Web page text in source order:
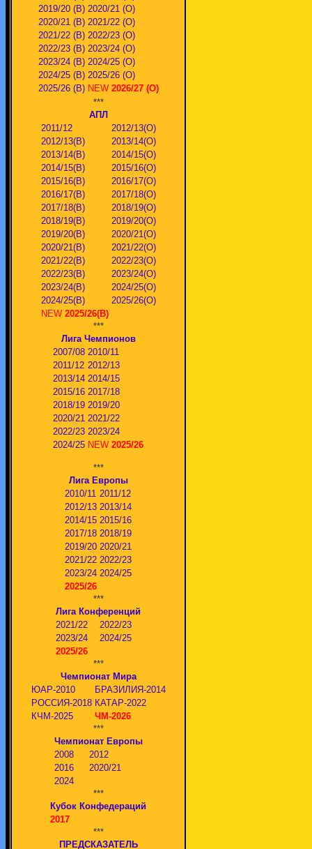
2019/20 (В) 2020/21 (О)
2020/21 (В) 2021/22 (О)
2021/22 (В) 2022/23 (О)
2022/23 (В) 2023/24 (О)
2023/24 (В) 2024/25 (О)
2024/25 (В) 2025/26 (О)
2025/26 (В) NEW 2026/27 (О)
***
АПЛ
2011/12
2012/13(О)
2012/13(В)
2013/14(О)
2013/14(В)
2014/15(О)
2014/15(В)
2015/16(О)
2015/16(В)
2016/17(О)
2016/17(В)
2017/18(О)
2017/18(В)
2018/19(О)
2018/19(В)
2019/20(О)
2019/20(В)
2020/21(О)
2020/21(В)
2021/22(О)
2021/22(В)
2022/23(О)
2022/23(В)
2023/24(O)
2023/24(В)
2024/25(O)
2024/25(В)
2025/26(О)
NEW 2025/26(В)
***
Лига Чемпионов
2007/08 2010/11
2011/12 2012/13
2013/14 2014/15
2015/16 2017/18
2018/19 2019/20
2020/21 2021/22
2022/23 2023/24
2024/25 NEW 2025/26
***
Лига Европы
2010/11 2011/12
2012/13 2013/14
2014/15 2015/16
2017/18 2018/19
2019/20 2020/21
2021/22 2022/23
2023/24 2024/25
2025/26
***
Лига Конференций
2021/22
2022/23
2023/24
2024/25
2025/26
***
Чемпионат Мира
ЮАР-2010
БРАЗИЛИЯ-2014
РОССИЯ-2018 КАТАР-2022
КЧМ-2025
ЧМ-2026
***
Чемпионат Европы
2008
2012
2016
2020/21
2024
***
Кубок Конфедераций
2017
***
ПРЕДСКАЗАТЕЛЬ